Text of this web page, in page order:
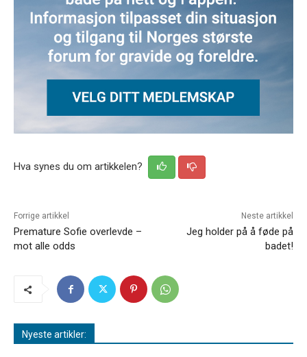
Hva synes du om artikkelen?
Forrige artikkel
Premature Sofie overlevde –
mot alle odds
Neste artikkel
Jeg holder på å føde på
badet!
Nyeste artikler: